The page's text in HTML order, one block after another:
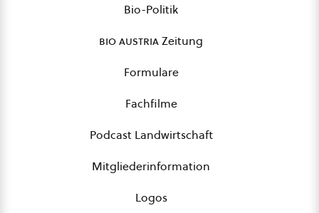
Bio-Politik
bio austriaZeitung
Formulare
Fachfilme
Podcast Landwirtschaft
Mitgliederinformation
Logos